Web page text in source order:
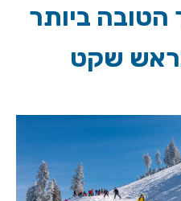
הטובה ביותר
שקט